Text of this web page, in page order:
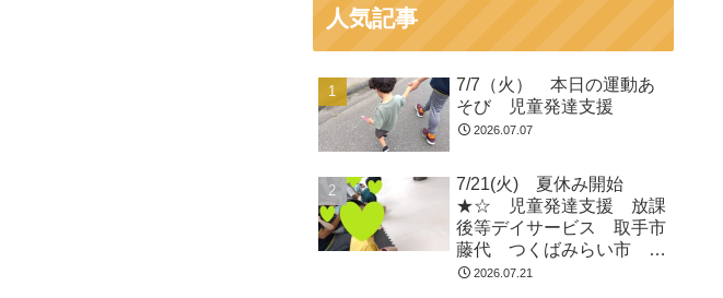
人気記事
7/7（火） 本日の運動あ
そび 児童発達支援
2026.07.07
7/21(火) 夏休み開始
★☆ 児童発達支援 放課
後等デイサービス 取手市
藤代 つくばみらい市 龍
ヶ崎2026.07.21